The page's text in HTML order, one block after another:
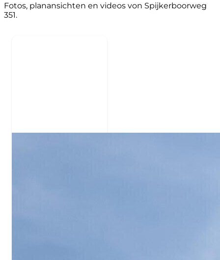
Fotos, planansichten en videos von Spijkerboorweg
351.